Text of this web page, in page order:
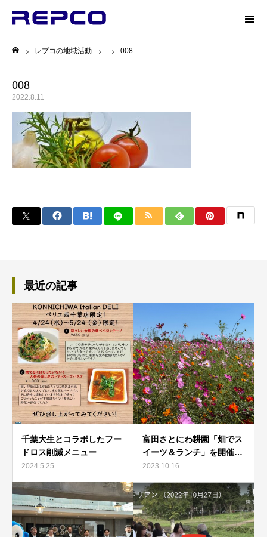
レプコの地域活動 008
008
2022.8.11
最近の記事
千葉大生とコラボしたフー
ドロス削減メニュー
2024.5.25
富田さとにわ耕園「畑でス
イーツ＆ランチ」を開催…
2023.10.16